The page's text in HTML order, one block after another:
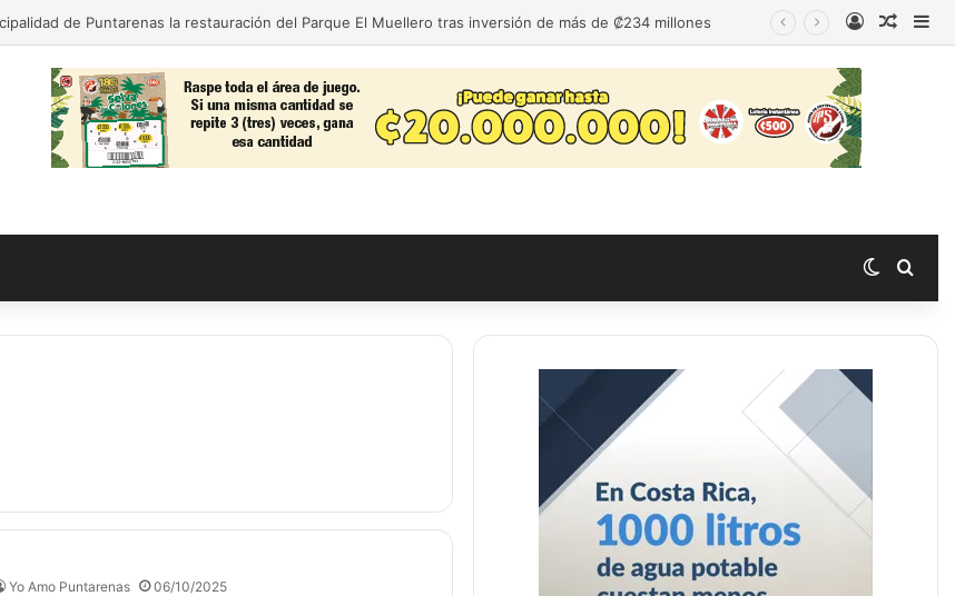
de Puntarenas la restauración del Parque El Muellero tras inversión de más de ₡234 millones Acceso
Switch
Yo Amo Puntarenas 06/10/2025